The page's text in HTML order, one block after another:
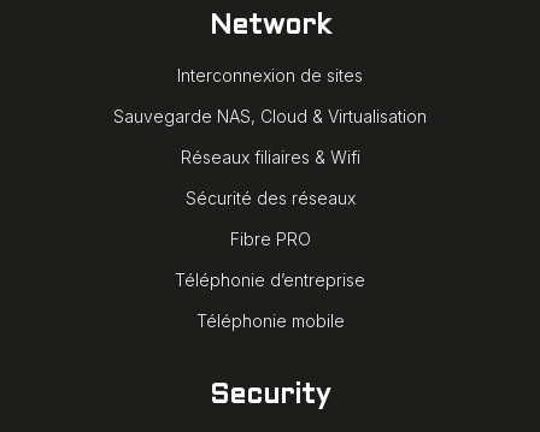
Network
Interconnexion de sites
Sauvegarde NAS, Cloud & Virtualisation
Réseaux filiaires & Wifi
Sécurité des réseaux
Fibre PRO
Téléphonie d’entreprise
Téléphonie mobile
Security